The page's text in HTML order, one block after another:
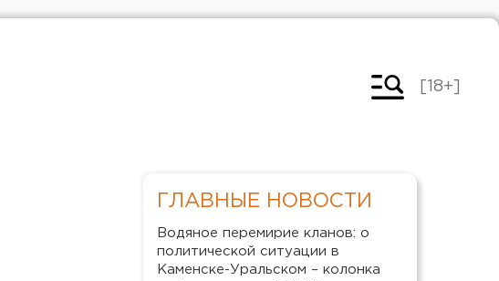
[18+]
ГЛАВНЫЕ НОВОСТИ
Водяное перемирие кланов: о
политической ситуации в
Каменске-Уральском – колонка